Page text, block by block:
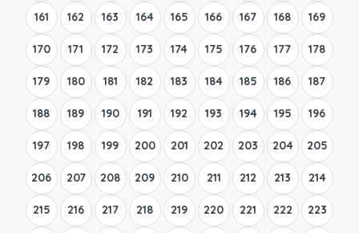
161 162 163 164 165 166 167 168 169
170 171 172 173 174 175 176 177 178
179 180 181 182 183 184 185 186 187
188 189 190 191 192 193 194 195 196
197 198 199 200 201 202 203 204 205
206 207 208 209 210 211 212 213 214
215 216 217 218 219 220 221 222 223